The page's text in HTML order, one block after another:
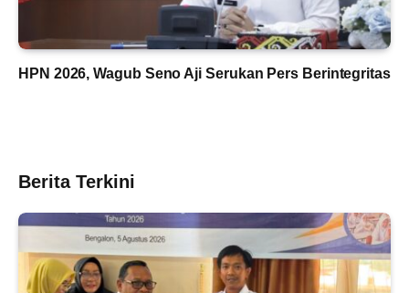
HPN 2026, Wagub Seno Aji Serukan Pers Berintegritas
Berita Terkini